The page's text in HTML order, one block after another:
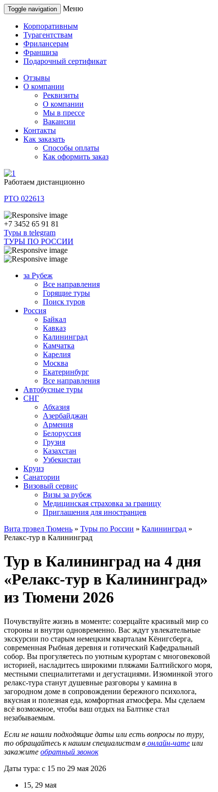
Toggle navigation Меню
Корпоративным
Турагентствам
Фрилансерам
Франшиза
Подарочный сертификат
Отзывы
О компании
Реквизиты
О компании
Мы в прессе
Вакансии
Контакты
Как заказать
Способы оплаты
Как оформить заказ
Работаем дистанционно
РТО 022613
+7 3452 65 91 81
Туры в telegram
ТУРЫ ПО РОССИИ
за Рубеж
Все направления
Горящие туры
Поиск туров
Россия
Байкал
Кавказ
Калининград
Камчатка
Карелия
Москва
Екатеринбург
Все направления
Автобусные туры
СНГ
Абхазия
Азербайджан
Армения
Белоруссия
Грузия
Казахстан
Узбекистан
Круиз
Санатории
Визовый сервис
Визы за рубеж
Медицинская страховка за границу
Приглашения для иностранцев
Вита трэвел Тюмень » Туры по России » Калининград »
Релакс-тур в Калининград
Тур в Калининград на 4 дня
«Релакс-тур в Калининград»
из Тюмени 2026
Почувствуйте жизнь в моменте: созерцайте красивый мир со
стороны и внутри одновременно. Вас ждут увлекательные
экскурсии по старым немецким кварталам Кёнигсберга,
современная Рыбная деревня и готический Кафедральный
собор. Вы прогуляетесь по уютным курортам с многовековой
историей, насладитесь широкими пляжами Балтийского моря,
местными специалитетами и дегустациями. Изюминкой этого
релакс-тура станут душевные разговоры у камина в
загородном доме в сопровождении бережного психолога,
вкусная и полезная еда, комфортная атмосфера. Мы сделаем
всё возможное, чтобы ваш отдых на Балтике стал
незабываемым.
Если не нашли подходящие даты или есть вопросы по туру,
то обращайтесь к нашим специалистам в онлайн-чате или
закажите обратный звонок
Даты тура: с 15 по 29 мая 2026
15, 29 мая